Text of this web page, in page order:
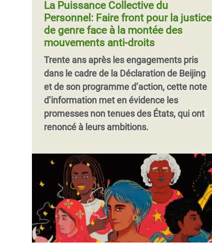
La Puissance Collective du
Personnel: Faire front pour la justice
de genre face à la montée des
mouvements anti-droits
Trente ans après les engagements pris
dans le cadre de la Déclaration de Beijing
et de son programme d’action, cette note
d’information met en évidence les
promesses non tenues des États, qui ont
renoncé à leurs ambitions.